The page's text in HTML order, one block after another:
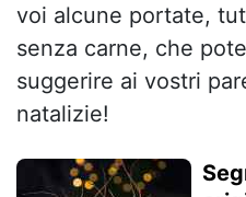
voi alcune portate,
senza carne, che
suggerire ai vostri
natalizie!